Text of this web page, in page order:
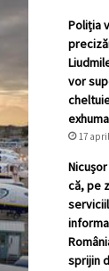
Poliția
vor
17
că, pe
sprijin